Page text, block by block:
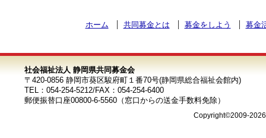
ホーム 共同募金とは 募金をしよう 募金
社会福祉法人 静岡県共同募金会
〒420-0856 静岡市葵区駿府町１番70号(静岡県総合福祉会館内)
TEL：054-254-5212/FAX：054-254-6400
郵便振替口座00800-6-5560（窓口からの送金手数料免除）
Copyright©2009-